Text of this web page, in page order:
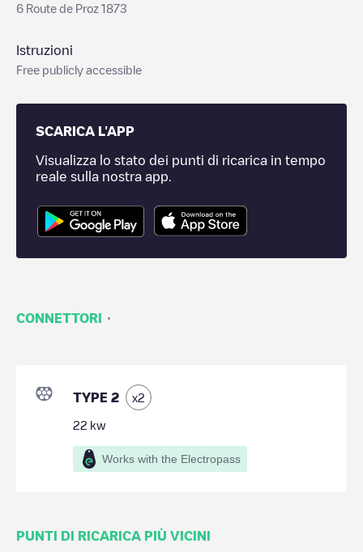
6 Route de Proz 1873
Istruzioni
Free publicly accessible
SCARICA L'APP
Visualizza lo stato dei punti di ricarica in tempo
reale sulla nostra app.
CONNETTORI ·
TYPE 2 x2
22 kw
Works with the Electropass
PUNTI DI RICARICA PIÙ VICINI